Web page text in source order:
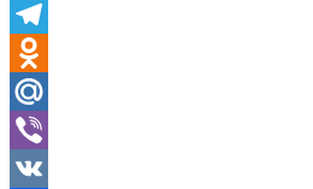
Skype
Telegram
Odnoklassniki
Mail.Ru
Viber